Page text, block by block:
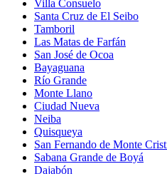
Villa Consuelo
Santa Cruz de El Seibo
Tamboril
Las Matas de Farfán
San José de Ocoa
Bayaguana
Río Grande
Monte Llano
Ciudad Nueva
Neiba
Quisqueya
San Fernando de Monte
Sabana Grande de Boyá
Dajabón